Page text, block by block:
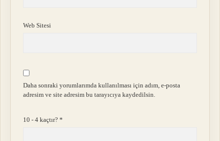
Web Sitesi
Daha sonraki yorumlarımda kullanılması için adım, e-posta
adresim ve site adresim bu tarayıcıya kaydedilsin.
10 - 4 kaçtır?*